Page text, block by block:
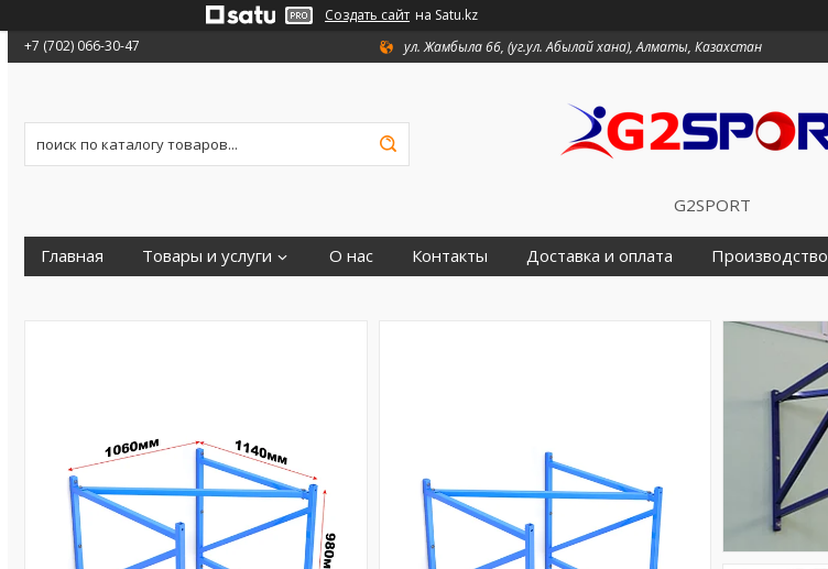
Создать сайт на Satu.kz
+7 (702) 066-30-47
ул. Жамбыла 66, (уг.ул. Абылай хана), Алматы, Казахстан
G2SPORT
Главная Товары и услуги О нас Контакты Доставка и оплата Производство